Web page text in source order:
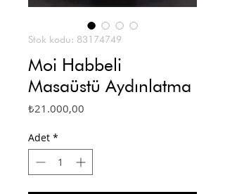
Stok kodu: 83174749
Moi Habbeli
Masaüstü Aydınlatma
₺21.000,00
Adet *